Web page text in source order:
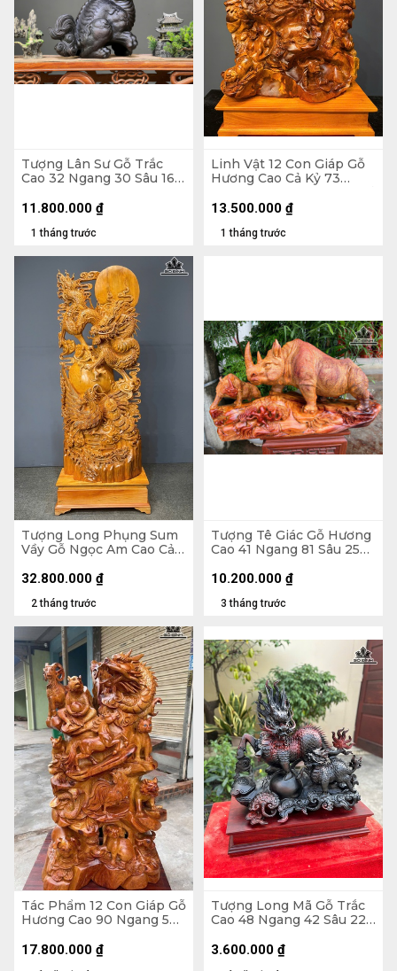
Tượng Lân Sư Gỗ Trắc
Cao 32 Ngang 30 Sâu 16
1 tháng trước
11.800.000 ₫
Linh Vật 12 Con Giáp Gỗ
Hương Cao Cả Kỷ 73
Cao 11
1 tháng trước
13.500.000 ₫
Tượng Long Phụng Sum
Vầy Gỗ Ngọc Am Cao Cả
(cm) - Kỷ Cao 25 (cm)
2 tháng trước
32.800.000 ₫
Tượng Tê Giác Gỗ Hương
Cao 41 Ngang 81 Sâu 25
3 tháng trước
10.200.000 ₫
Tác Phẩm 12 Con Giáp Gỗ
Hương Cao 90 Ngang 50
17.800.000 ₫
Tượng Long Mã Gỗ Trắc
Cao 48 Ngang 42 Sâu 22
3.600.000 ₫